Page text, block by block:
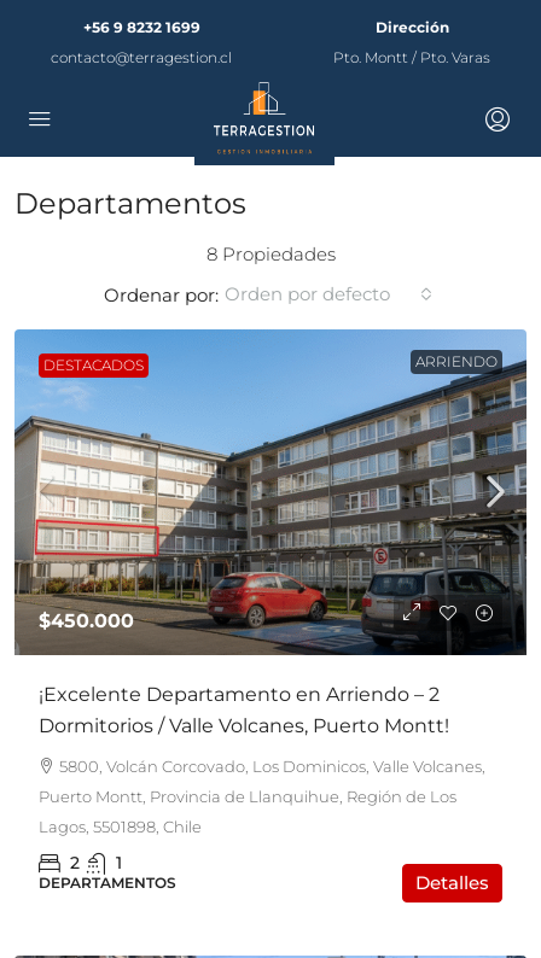
+56 9 8232 1699
contacto@terragestion.cl
Dirección
Pto. Montt / Pto. Varas
Departamentos
8 Propiedades
Ordenar por: Orden por defecto
DESTACADOS ARRIENDO
$450.000
¡Excelente Departamento en Arriendo – 2
Dormitorios / Valle Volcanes, Puerto Montt!
5800, Volcán Corcovado, Los Dominicos, Valle Volcanes,
Puerto Montt, Provincia de Llanquihue, Región de Los
Lagos, 5501898, Chile
2 1
DEPARTAMENTOS Detalles